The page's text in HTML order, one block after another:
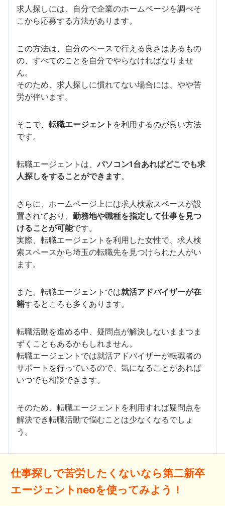
求人探しには、自分で企業のホームページを調べそ
こから応募する方法があります。
この方法は、自分のペースで行える良さはあるもの
の、すべてのことを自分でやらなければなりませ
ん。
そのため、求人探しに慣れてない場合には、やや苦
労が伴います。
そこで、 転職エージェント を利用するのが良い方法
です。
転職エージェントは、 パソコン1台あればどこでも求
人探しをすることができます。
さらに、ホームページ上には求人検索スペースが設
置されており、 勤務地や職種を指定して仕事を見つ
けることが可能です。
実際、転職エージェントを利用した女性で、求人検
索スペースから埼玉の転職先を見つけられた人がい
ます。
また、転職エージェントでは就活アドバイザーが在
籍するところも多くあります。
転職活動を進める中、疑問点が解決しないままつま
ずくこともあるかもしれません。
転職エージェントでは就活アドバイザーが転職者の
サポートを行っているので、気になることがあれば
いつでも相談できます。
そのため、転職エージェントを利用すれば疑問点を
解決でき転職活動で悩むことは少なくなるでしょ
う。
仕事探しで苦労したくないなら第二新卒
エージェントneoを使ってみよう！